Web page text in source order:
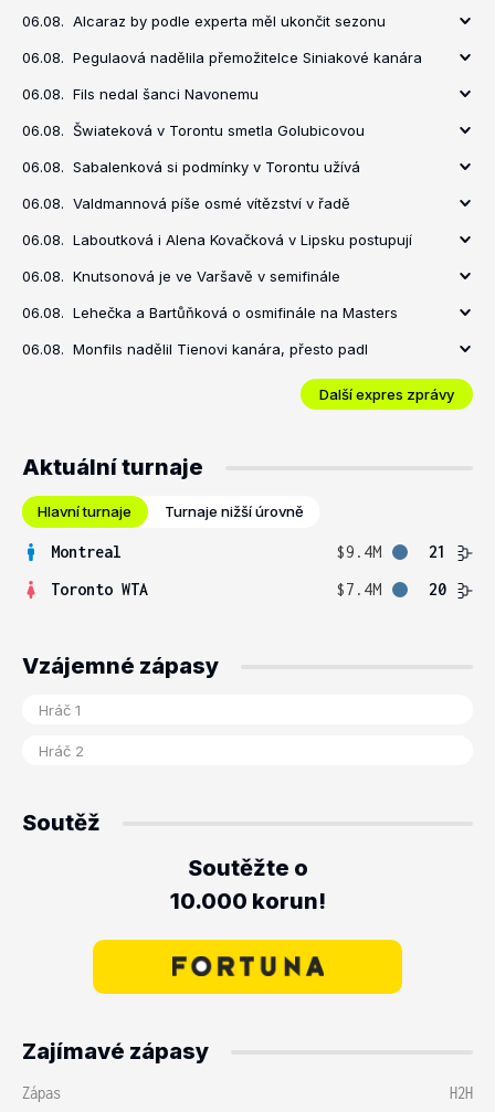
06.08. Alcaraz by podle experta měl ukončit sezonu
06.08. Pegulaová nadělila přemožitelce Siniakové kanára
06.08. Fils nedal šanci Navonemu
06.08. Šwiateková v Torontu smetla Golubicovou
06.08. Sabalenková si podmínky v Torontu užívá
06.08. Valdmannová píše osmé vítězství v řadě
06.08. Laboutková i Alena Kovačková v Lipsku postupují
06.08. Knutsonová je ve Varšavě v semifinále
06.08. Lehečka a Bartůňková o osmifinále na Masters
06.08. Monfils nadělil Tienovi kanára, přesto padl
Další expres zprávy
Aktuální turnaje
Hlavní turnaje Turnaje nižší úrovně
Montreal $9.4M
21
Toronto WTA
$7.4M 20
Vzájemné zápasy
Soutěž
Soutěžte o
10.000 korun!
Zajímavé zápasy
Zápas
H2H